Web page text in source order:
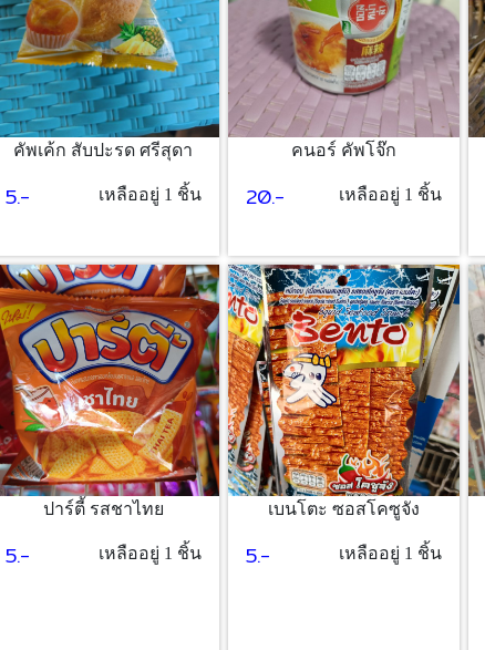
คัพเค้ก สับปะรด ศรีสุดา
5.- เหลืออยู่ 1 ชิ้น
คนอร์ คัพโจ๊ก
20.- เหลืออยู่ 1 ชิ้น
ปาร์ตี้ รสชาไทย
5.- เหลืออยู่ 1 ชิ้น
เบนโตะ ซอสโคซูจัง
5.- เหลืออยู่ 1 ชิ้น